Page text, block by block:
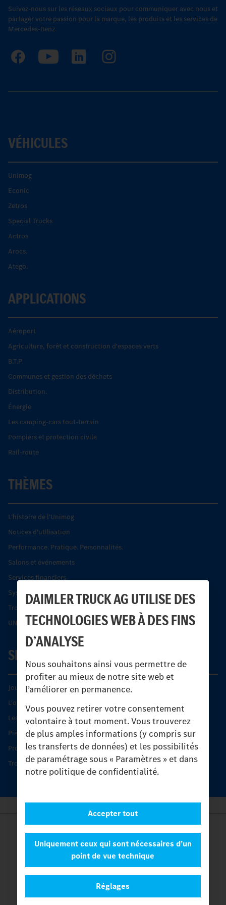
DAIMLER TRUCK AG UTILISE DES
TECHNOLOGIES WEB À DES FINS
D’ANALYSE
Nous souhaitons ainsi vous permettre de
profiter au mieux de notre site web et
l’améliorer en permanence.
Vous pouvez retirer votre consentement
volontaire à tout moment. Vous trouverez
de plus amples informations (y compris sur
les transferts de données) et les possibilités
de paramétrage sous « Paramètres » et dans
notre politique de confidentialité.
Réglages
Uniquement ceux qui sont nécessaires d’un
point de vue technique
Accepter tout
Suivez-nous sur les réseaux sociaux pour communiquer avec nous et
partager votre passion pour la marque, les produits et les services de
Mercedes-Benz.
VÉHICULES
Unimog
Econic
Zetros
Special Trucks
Actros
Arocs.
Atego.
APPLICATIONS
Aéroport
Agriculture, forêt et construction d'espaces verts
B.T.P.
Communes et gestion des déchets
Distribution.
Énergie
Les camping-cars tout-terrain
Pompiers et protection civile
Rail-route
THÈMES
L’histoire de l’Unimog
Notices d'utilisation
Performance. Pratique. Personnalités.
Salons et événements
Services financiers
Systèmes de sécurité Econic
Trouver un partenaire
UNI-TOUCH®
SERVICE
Journées diagnostic Technique S.A.V Unimog
L'offre de services Unimog
Les produits phares
Pièces d’origine
Protection et maintien de la valeur
Trouver un partenaire
Provider
Legal Notice
Contact
Cookies
Protection des données
Paramètres